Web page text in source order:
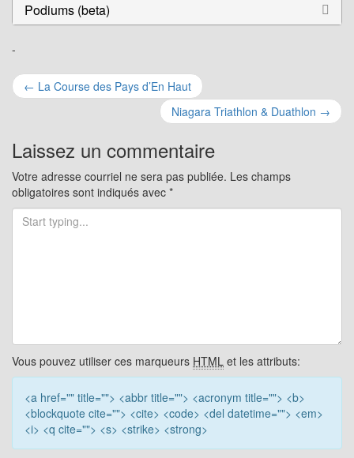
Podiums (beta)
-
Navigation
les
articles
← La Course des Pays d’En Haut
Niagara Triathlon & Duathlon →
Laissez un commentaire
Votre adresse courriel ne sera pas publiée. Les champs
obligatoires sont indiqués avec *
Vous pouvez utiliser ces marqueurs HTML et les attributs:
<a href="" title=""> <abbr title=""> <acronym title=""> <b>
<blockquote cite=""> <cite> <code> <del datetime=""> <em>
<i> <q cite=""> <s> <strike> <strong>